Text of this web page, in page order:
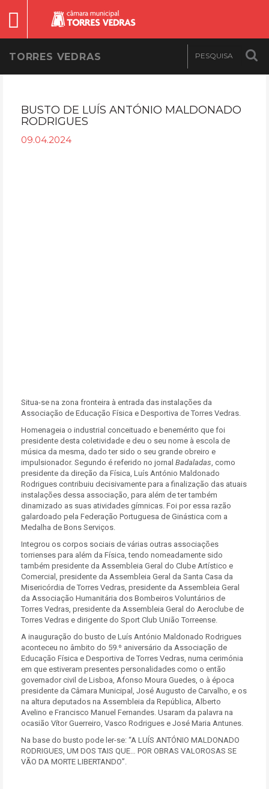
TORRES VEDRAS
BUSTO DE LUÍS ANTÓNIO MALDONADO
RODRIGUES
09.04.2024
Situa-se na zona fronteira à entrada das instalações da
Associação de Educação Física e Desportiva de Torres Vedras.
Homenageia o industrial conceituado e benemérito que foi
presidente desta coletividade e deu o seu nome à escola de
música da mesma, dado ter sido o seu grande obreiro e
impulsionador. Segundo é referido no jornal Badaladas, como
presidente da direção da Física, Luís António Maldonado
Rodrigues contribuiu decisivamente para a finalização das atuais
instalações dessa associação, para além de ter também
dinamizado as suas atividades gímnicas. Foi por essa razão
galardoado pela Federação Portuguesa de Ginástica com a
Medalha de Bons Serviços.
Integrou os corpos sociais de várias outras associações
torrienses para além da Física, tendo nomeadamente sido
também presidente da Assembleia Geral do Clube Artístico e
Comercial, presidente da Assembleia Geral da Santa Casa da
Misericórdia de Torres Vedras, presidente da Assembleia Geral
da Associação Humanitária dos Bombeiros Voluntários de
Torres Vedras, presidente da Assembleia Geral do Aeroclube de
Torres Vedras e dirigente do Sport Club União Torreense.
A inauguração do busto de Luís António Maldonado Rodrigues
aconteceu no âmbito do 59.º aniversário da Associação de
Educação Física e Desportiva de Torres Vedras, numa cerimónia
em que estiveram presentes personalidades como o então
governador civil de Lisboa, Afonso Moura Guedes, o à época
presidente da Câmara Municipal, José Augusto de Carvalho, e os
na altura deputados na Assembleia da República, Alberto
Avelino e Francisco Manuel Fernandes. Usaram da palavra na
ocasião Vítor Guerreiro, Vasco Rodrigues e José Maria Antunes.
Na base do busto pode ler-se: “A LUÍS ANTÓNIO MALDONADO
RODRIGUES, UM DOS TAIS QUE… POR OBRAS VALOROSAS SE
VÃO DA MORTE LIBERTANDO”.